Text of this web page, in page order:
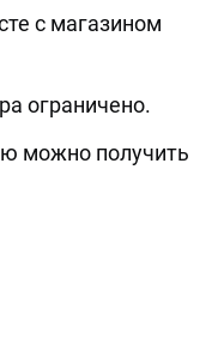
с магазином
ограничено.
можно получить